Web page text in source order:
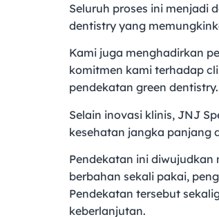
Seluruh proses ini menjadi
dentistry yang
Kami juga menghadirkan
komitmen kami terhadap
pendekatan green dentistry.
Selain inovasi klinis, JNJ
kesehatan jangka panjang
Pendekatan ini
berbahan sekali pakai,
Pendekatan tersebut
keberlanjutan.